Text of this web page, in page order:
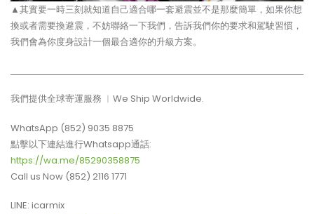
▲其實要一時三刻就知道自己適合哪一套避震並不是那麼簡單，如果你想
換或者需要換避震，不妨聯絡一下我們，告訴我們你的要求和駕駛習慣，
我們會為你度身設計一個最合適你的升級方案。
我們提供全球寄運服務 ︳We Ship Worldwide.
WhatsApp (852) 9035 8875
點擊以下連結進行Whatsapp通話:
https://wa.me/85290358875
Call us Now (852) 2116 1771
LINE: icarmix